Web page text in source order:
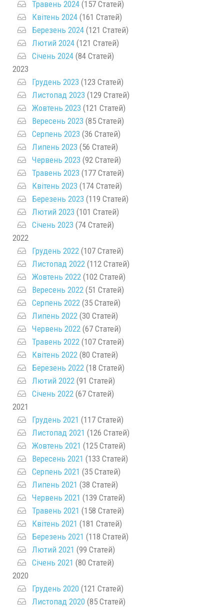
Травень 2024 (157 Статей)
Квітень 2024 (161 Статей)
Березень 2024 (121 Статей)
Лютий 2024 (121 Статей)
Січень 2024 (84 Статей)
2023
Грудень 2023 (123 Статей)
Листопад 2023 (129 Статей)
Жовтень 2023 (121 Статей)
Вересень 2023 (85 Статей)
Серпень 2023 (36 Статей)
Липень 2023 (56 Статей)
Червень 2023 (92 Статей)
Травень 2023 (177 Статей)
Квітень 2023 (174 Статей)
Березень 2023 (119 Статей)
Лютий 2023 (101 Статей)
Січень 2023 (74 Статей)
2022
Грудень 2022 (107 Статей)
Листопад 2022 (112 Статей)
Жовтень 2022 (102 Статей)
Вересень 2022 (51 Статей)
Серпень 2022 (35 Статей)
Липень 2022 (30 Статей)
Червень 2022 (67 Статей)
Травень 2022 (107 Статей)
Квітень 2022 (80 Статей)
Березень 2022 (18 Статей)
Лютий 2022 (91 Статей)
Січень 2022 (67 Статей)
2021
Грудень 2021 (117 Статей)
Листопад 2021 (126 Статей)
Жовтень 2021 (125 Статей)
Вересень 2021 (133 Статей)
Серпень 2021 (35 Статей)
Липень 2021 (38 Статей)
Червень 2021 (139 Статей)
Травень 2021 (158 Статей)
Квітень 2021 (181 Статей)
Березень 2021 (118 Статей)
Лютий 2021 (99 Статей)
Січень 2021 (80 Статей)
2020
Грудень 2020 (121 Статей)
Листопад 2020 (85 Статей)